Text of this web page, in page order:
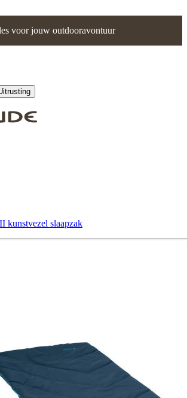
voor jouw outdooravontuur
kunstvezel slaapzak